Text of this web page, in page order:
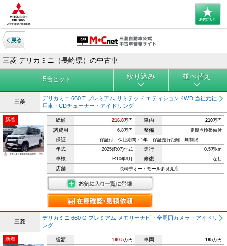
三菱 デリカミニ（長崎県）の中古車
5台ヒット 絞り込み 並べ替え
三菱
デリカミニ 660 T プレミアム リミテッド エディション 4WD 当社元社
用車・CDチューナー・アイドリング
新着 総額 216.8万円 車両 210万円
諸費用 6.8万円 整備 定期点検整備付
保証 保証付｜保証期間：1年｜保証走行距離：無制限
年式 2025(R07)年式 走行 0.5万km
車検 R10年9月 修復 なし
店舗 長崎県オートモール多良見店
三菱
デリカミニ 660 G プレミアム メモリーナビ・全周囲カメラ・アイドリ
ング
新着 総額 190.5万円 車両 185万円